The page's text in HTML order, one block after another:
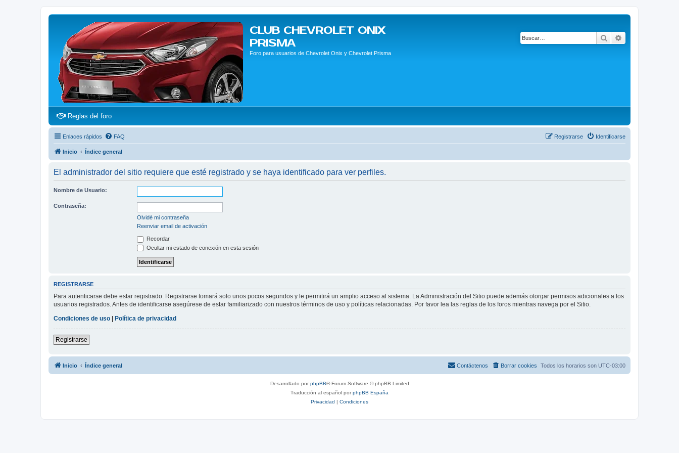
CLUB CHEVROLET ONIX
PRISMA
Foro para usuarios de Chevrolet Onix y Chevrolet Prisma
Buscar
Reglas del foro(Opens a new tab)
Enlaces rápidos FAQ Identificarse
Registrarse
Inicio Índice general
El administrador del sitio requiere que esté registrado y se haya identificado para ver perfiles.
Nombre de Usuario:
Contraseña:
Olvidé mi contraseña
Reenviar email de activación
Recordar
Ocultar mi estado de conexión en esta sesión
REGISTRARSE
Para autenticarse debe estar registrado. Registrarse tomará solo unos pocos segundos y le permitirá un amplio acceso al sistema. La Administración del Sitio puede además otorgar permisos adicionales a los
usuarios registrados. Antes de identificarse asegúrese de estar familiarizado con nuestros términos de uso y políticas relacionadas. Por favor lea las reglas de los foros mientras navega por el Sitio.
Condiciones de uso | Política de privacidad
Registrarse
Inicio Índice general Todos los horarios son UTC-03:00
Borrar cookies
Contáctenos
Desarrollado porphpBB® Forum Software © phpBB Limited
Traducción al español porphpBB España
Privacidad | Condiciones